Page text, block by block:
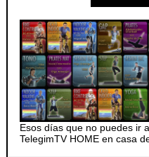
Esos días que no puedes ir
TelegimTV HOME en casa